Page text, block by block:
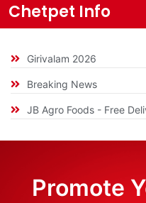
Chetpet Info
Girivalam 2026
Breaking News
JB Agro Foods - Free
Promote